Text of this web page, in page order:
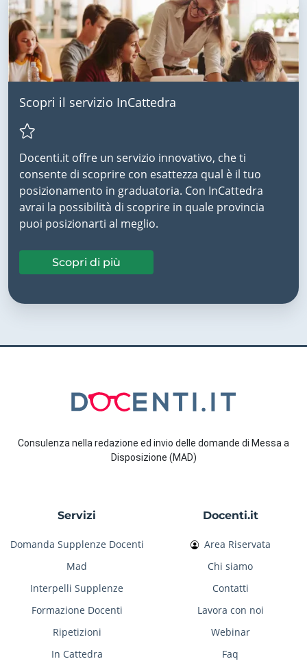
Scopri il servizio InCattedra
Docenti.it offre un servizio innovativo, che ti
consente di scoprire con esattezza qual è il tuo
posizionamento in graduatoria. Con InCattedra
avrai la possibilità di scoprire in quale provincia
puoi posizionarti al meglio.
Scopri di più
Consulenza nella redazione ed invio delle domande di Messa a
Disposizione (MAD)
Servizi
Domanda Supplenze Docenti
Mad
Interpelli Supplenze
Formazione Docenti
Ripetizioni
In Cattedra
Docenti.it
Area Riservata
Chi siamo
Contatti
Lavora con noi
Webinar
Faq